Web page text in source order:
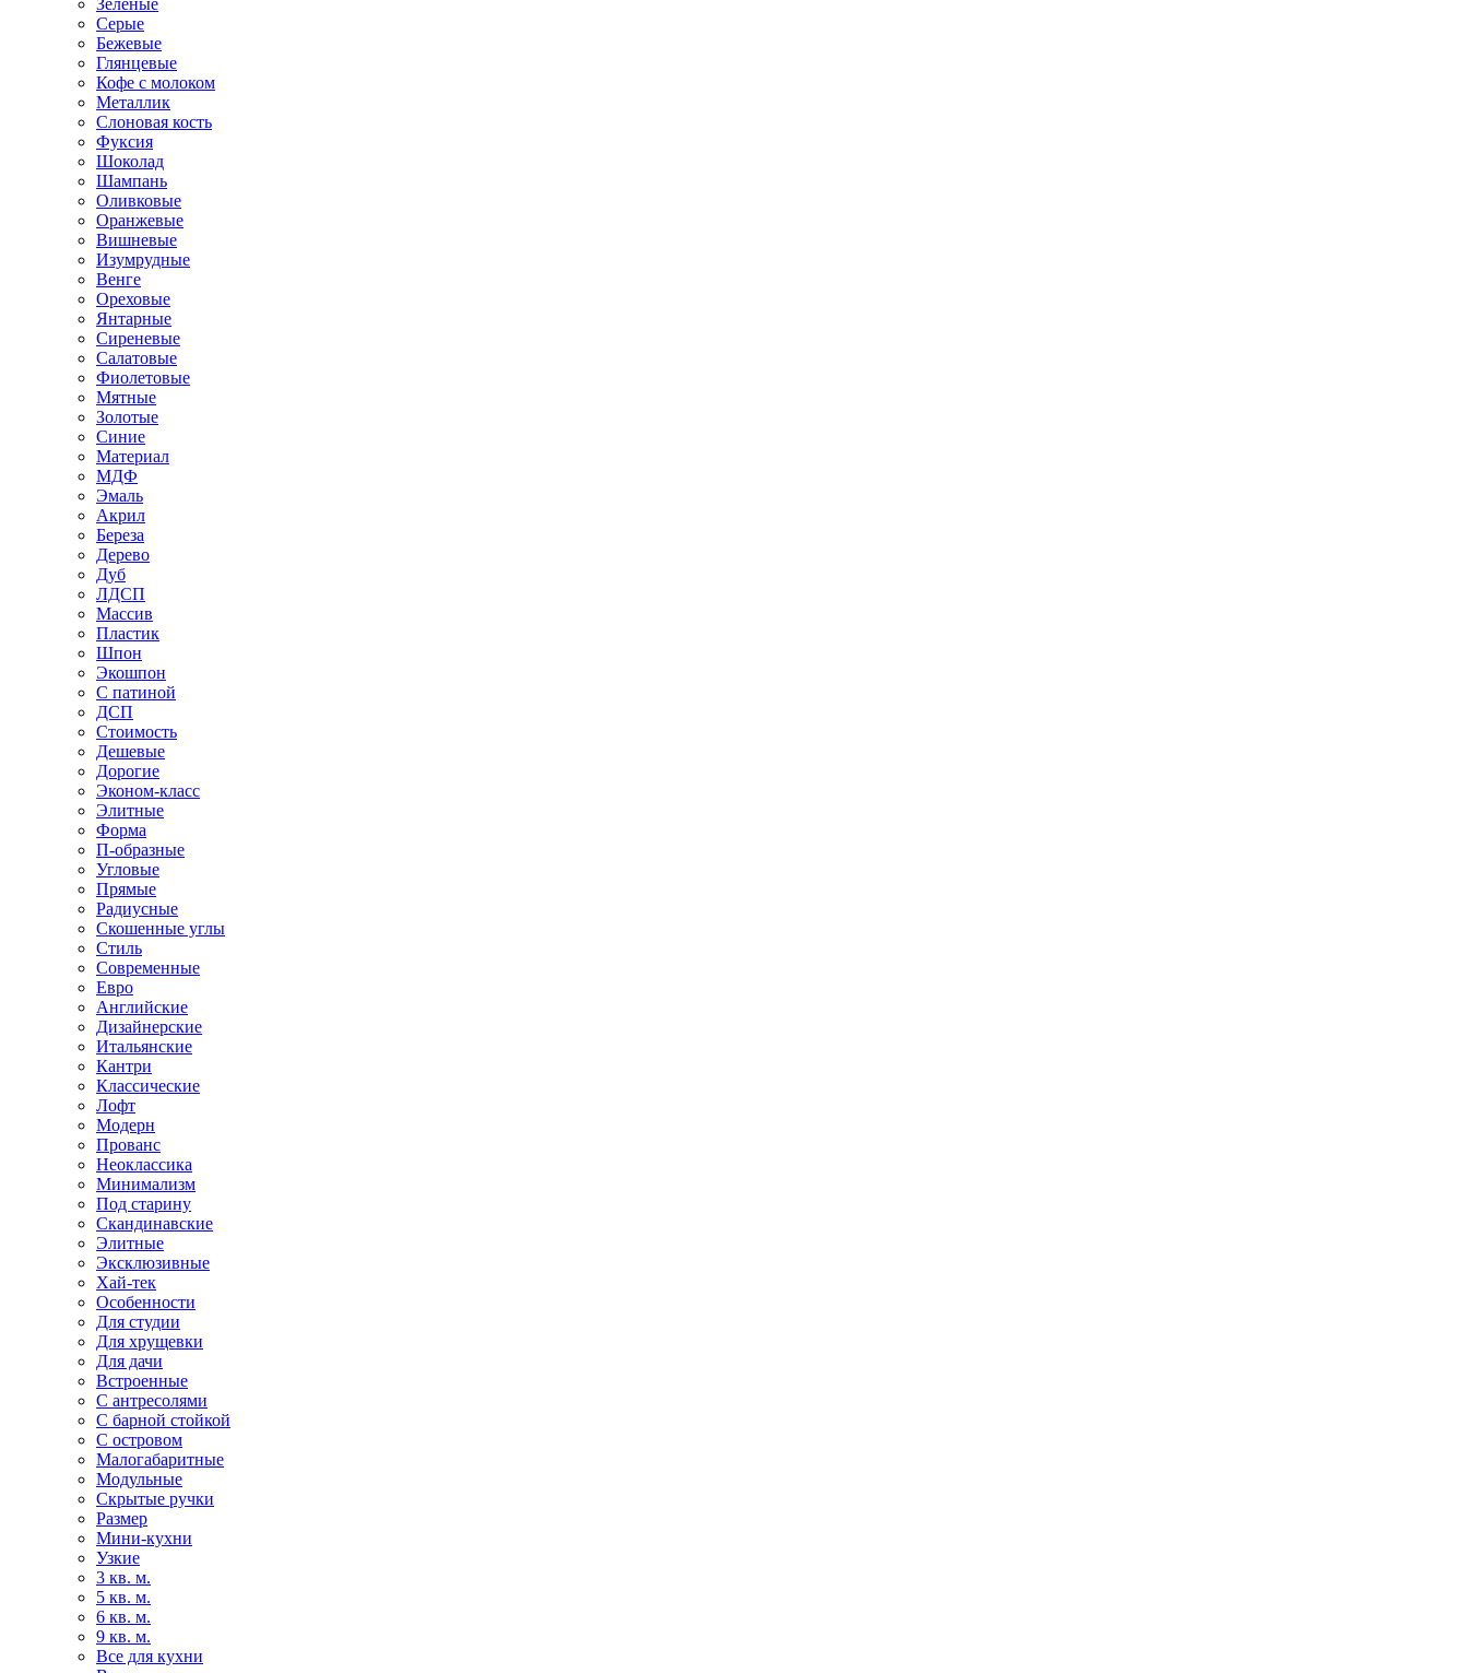
Серые
Бежевые
Глянцевые
Кофе с молоком
Металлик
Слоновая кость
Фуксия
Шоколад
Шампань
Оливковые
Оранжевые
Вишневые
Изумрудные
Венге
Ореховые
Янтарные
Сиреневые
Салатовые
Фиолетовые
Мятные
Золотые
Синие
Материал
МДФ
Эмаль
Акрил
Береза
Дерево
Дуб
ЛДСП
Массив
Пластик
Шпон
Экошпон
С патиной
ДСП
Стоимость
Дешевые
Дорогие
Эконом-класс
Элитные
Форма
П-образные
Угловые
Прямые
Радиусные
Скошенные углы
Стиль
Современные
Евро
Английские
Дизайнерские
Итальянские
Кантри
Классические
Лофт
Модерн
Прованс
Неоклассика
Минимализм
Под старину
Скандинавские
Элитные
Эксклюзивные
Хай-тек
Особенности
Для студии
Для хрущевки
Для дачи
Встроенные
С антресолями
С барной стойкой
С островом
Малогабаритные
Модульные
Скрытые ручки
Размер
Мини-кухни
Узкие
3 кв. м.
5 кв. м.
6 кв. м.
9 кв. м.
Все для кухни